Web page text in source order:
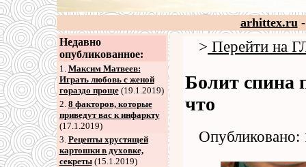
arhittex.ru-
Недавно
опубликованное:
1. Максим Матвеев:
Играть любовь с женой
гораздо проще(19.1.2019)
2. 8 факторов, которые
приведут вас к инфаркту
(17.1.2019)
3. Рецепты хрустящей
картошки в духовке,
секреты(15.1.2019)
> Перейти на
Болит спина
что
Опубликовано: